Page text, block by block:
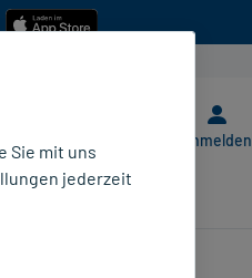
Anmelden
Sie mit uns
jederzeit